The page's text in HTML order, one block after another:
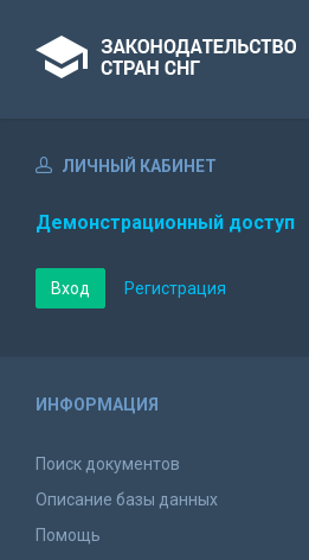
ЛИЧНЫЙ КАБИНЕТ
Демонстрационный доступ
Вход Регистрация
ИНФОРМАЦИЯ
Поиск документов
Описание базы данных
Помощь